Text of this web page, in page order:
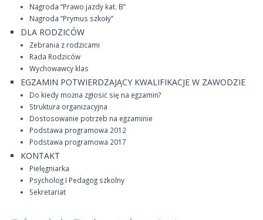
Nagroda “Prawo jazdy kat. B”
Nagroda “Prymus szkoły”
DLA RODZICÓW
Zebrania z rodzicami
Rada Rodziców
Wychowawcy klas
EGZAMIN POTWIERDZAJĄCY KWALIFIKACJE W ZAWODZIE
Do kiedy można zgłosić się na egzamin?
Struktura organizacyjna
Dostosowanie potrzeb na egzaminie
Podstawa programowa 2012
Podstawa programowa 2017
KONTAKT
Pielęgniarka
Psycholog I Pedagog szkolny
Sekretariat